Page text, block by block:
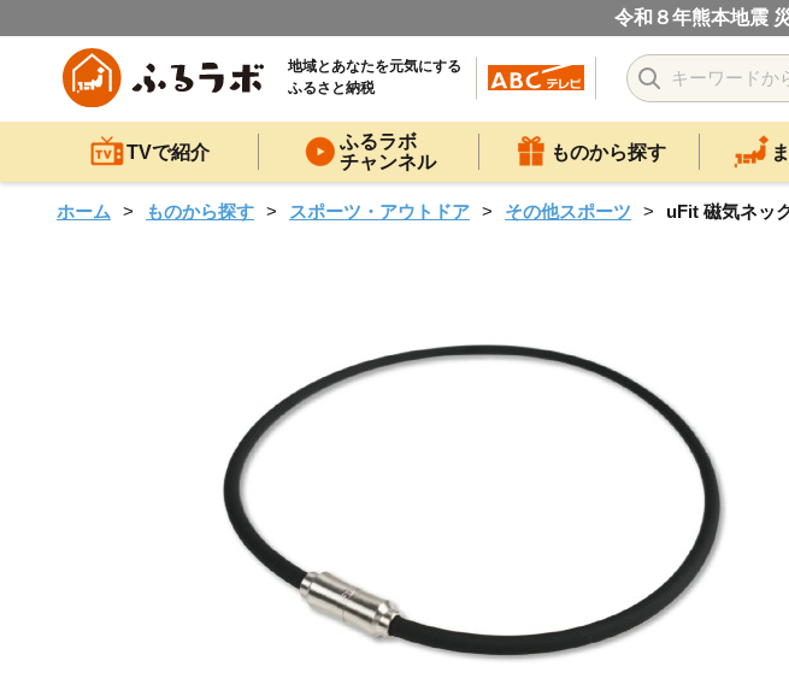
令和８年熊本地震
地域とあなたを元気にする
ふるさと納税
TVで紹介
ふるラボ
チャンネル
ものから探す
ホーム ものから探す スポーツ・アウトドア その他スポーツ uFit 磁気ネッ